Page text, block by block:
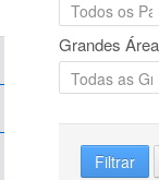
Grandes
Filtrar